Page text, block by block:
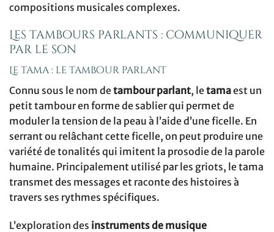
compositions musicales complexes.
Les tambours parlants : communiquer
par le son
Le tama : le tambour parlant
Connu sous le nom detambour parlant, letamaest un
petit tambour en forme de sablier qui permet de
moduler la tension de la peau à l’aide d’une ficelle. En
serrant ou relâchant cette ficelle, on peut produire une
variété de tonalités qui imitent la prosodie de la parole
humaine. Principalement utilisé par les griots, le tama
transmet des messages et raconte des histoires à
travers ses rythmes spécifiques.
L’exploration des instruments de musique